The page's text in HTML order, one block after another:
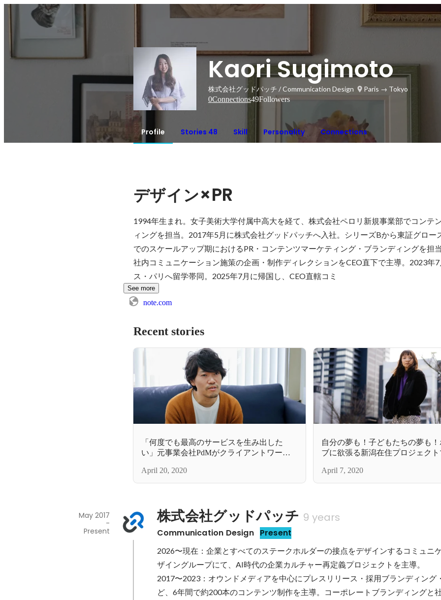
Kaori Sugimoto
株式会社グッドパッチ / Communication Design
Paris → Tokyo
0Connections49Followers
Profile Stories 48 Skill Personality Connections
デザイン×PR
1994年生まれ。女子美術大学付属中高大を経て、株式会社ペロリ新規事業部でコンテ
ィングを担当。2017年5月に株式会社グッドパッチへ入社。シリーズBから東証グロー
でのスケールアップ期におけるPR・コンテンツマーケティング・ブランディングを担当
社内コミュニケーション施策の企画・制作ディレクションをCEO直下で主導。2023年
ス・パリへ留学帯同。2025年7月に帰国し、CEO直轄コミ
See more
note.com
Recent stories
「何度でも最高のサービスを生み出した
い」元事業会社PdMがクライアントワーク
April 20, 2020
自分の夢も！子どもたちの夢も！
ブに欲張る新潟在住プロジェク
April 7, 2020
株式会社グッドパッチ 9 years
Communication Design Present
May 2017
-
Present
2026〜現在：企業とすべてのステークホルダーの接点をデザインするコミュニ
ザイングループにて、AI時代の企業カルチャー再定義プロジェクトを主導。
2017〜2023：オウンドメディアを中心にプレスリリース・採用ブランディング
ど、6年間で約200本のコンテンツ制作を主導。コーポレートブランディングと